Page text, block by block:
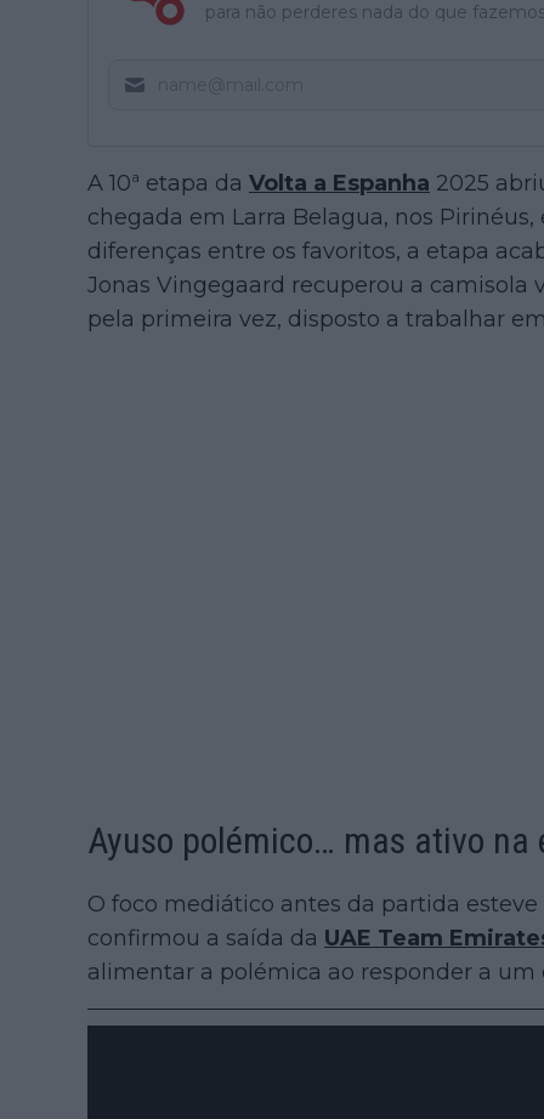
para não perderes nada do que
A 10ª etapa da Volta a Espanha 2025
chegada em Larra Belagua, nos
diferenças entre os favoritos, a etapa
Jonas Vingegaard recuperou a camisola
pela primeira vez, disposto a trabalhar
Ayuso polémico… mas ativo na
O foco mediático antes da partida
confirmou a saída da UAE Team
alimentar a polémica ao responder a